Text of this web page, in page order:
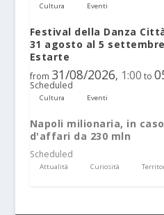
Cultura Eventi
Festival della Danza
31 agosto al 5
Estarte
from 31/08/2026, 1:00 to
Scheduled
Cultura Eventi
Napoli milionaria, in
d'affari da 230 mln
Scheduled
Attualità Curiosità